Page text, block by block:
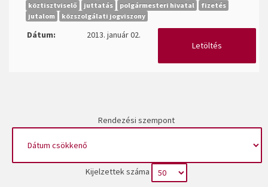
köztisztviselő
juttatás polgármesteri hivatal
fizetés
jutalom
közszolgálati jogviszony
Dátum:
2013. január 02.
Letöltés
Rendezési szempont
Kijelzettek száma